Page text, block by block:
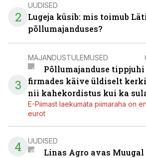
2
UUDISED
Lugeja küsib: mis toimub
põllumajanduses?
3
MAJANDUSTULEMUSED
Põllumajanduse
firmades käive üldiselt
nii kahekordistus kui ka
E-Piimast laekumata piimaraha on
eurot
4 UUDISED
Linas Agro avas